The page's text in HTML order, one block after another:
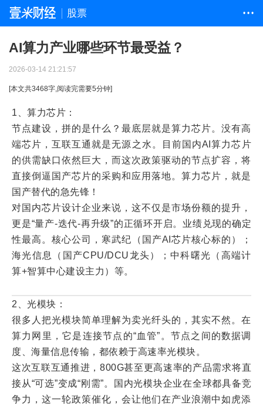
股票 • • •
AI算力产业哪些环节最受益？
2026-03-14 21:21:57
[本文共3468字,阅读完需要5分钟]
1、算力芯片：
节点建设，拼的是什么？最底层就是算力芯片。没有高
端芯片，互联互通就是无源之水。目前国内AI算力芯片
的供需缺口依然巨大，而这次政策驱动的节点扩容，将
直接倒逼国产芯片的采购和应用落地。算力芯片，就是
国产替代的急先锋！
对国内芯片设计企业来说，这不仅是市场份额的提升，
更是“量产-迭代-再升级”的正循环开启。业绩兑现的确定
性最高。核心公司，寒武纪（国产AI芯片核心标的）；
海光信息（国产CPU/DCU龙头）；中科曙光（高端计
算+智算中心建设主力）等。
2、光模块：
很多人把光模块简单理解为卖光纤头的，其实不然。在
算力网里，它是连接节点的“血管”。节点之间的数据调
度、海量信息传输，都依赖于高速率光模块。
这次互联互通推进，800G甚至更高速率的产品需求将直
接从“可选”变成“刚需”。国内光模块企业在全球都具备竞
争力，这一轮政策催化，会让他们在产业浪潮中如虎添